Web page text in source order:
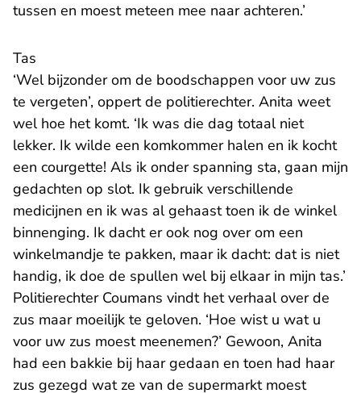
tussen en moest meteen mee naar achteren.’
Tas
‘Wel bijzonder om de boodschappen voor uw zus
te vergeten’, oppert de politierechter. Anita weet
wel hoe het komt. ‘Ik was die dag totaal niet
lekker. Ik wilde een komkommer halen en ik kocht
een courgette! Als ik onder spanning sta, gaan mijn
gedachten op slot. Ik gebruik verschillende
medicijnen en ik was al gehaast toen ik de winkel
binnenging. Ik dacht er ook nog over om een
winkelmandje te pakken, maar ik dacht: dat is niet
handig, ik doe de spullen wel bij elkaar in mijn tas.’
Politierechter Coumans vindt het verhaal over de
zus maar moeilijk te geloven. ‘Hoe wist u wat u
voor uw zus moest meenemen?’ Gewoon, Anita
had een bakkie bij haar gedaan en toen had haar
zus gezegd wat ze van de supermarkt moest